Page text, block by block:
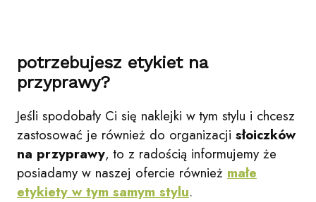
potrzebujesz etykiet na
przyprawy?
Jeśli spodobały Ci się naklejki w tym stylu i chcesz
zastosować je również do organizacji słoiczków
na przyprawy, to z radością informujemy że
posiadamy w naszej ofercie również małe
etykiety w tym samym stylu.